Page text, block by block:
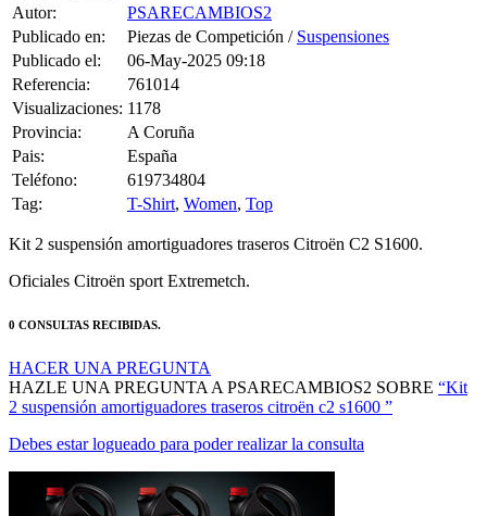
Autor:
PSARECAMBIOS2
Publicado en:
Piezas de Competición / Suspensiones
Publicado el:
06-May-2025 09:18
Referencia:
761014
Visualizaciones: 1178
Provincia:
A Coruña
Pais:
España
Teléfono:
619734804
Tag:
T-Shirt, Women, Top
Kit 2 suspensión amortiguadores traseros Citroën C2 S1600.
Oficiales Citroën sport Extremetch.
0 CONSULTAS RECIBIDAS.
HACER UNA PREGUNTA
HAZLE UNA PREGUNTA A PSARECAMBIOS2 SOBRE “Kit
2 suspensión amortiguadores traseros citroën c2 s1600 ”
Debes estar logueado para poder realizar la consulta